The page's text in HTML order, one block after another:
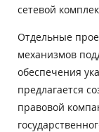
сетевой
Отдельные
механизмов
обеспечения
предлагается
правовой